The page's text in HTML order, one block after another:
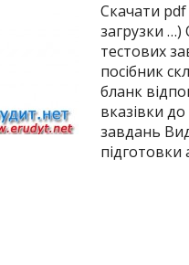
Скачати
загрузки …)
тестових
посібник
бланк
вказівки
завдань
підготовки